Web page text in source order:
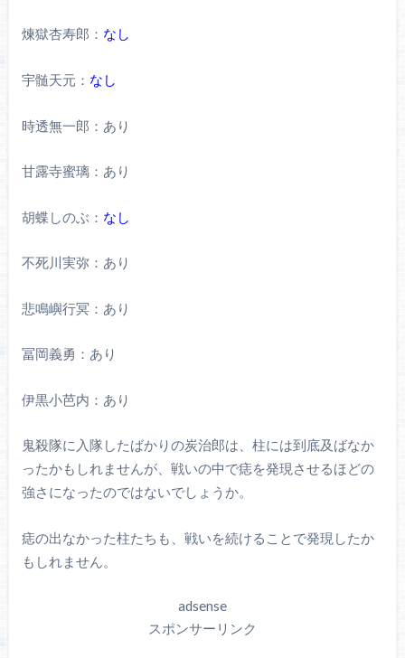
煉獄杏寿郎： なし
宇髄天元： なし
時透無一郎：あり
甘露寺蜜璃：あり
胡蝶しのぶ： なし
不死川実弥：あり
悲鳴嶼行冥：あり
冨岡義勇：あり
伊黒小芭内：あり
鬼殺隊に入隊したばかりの炭治郎は、柱には到底及ばなか
ったかもしれませんが、戦いの中で痣を発現させるほどの
強さになったのではないでしょうか。
痣の出なかった柱たちも、戦いを続けることで発現したか
もしれません。
adsense
スポンサーリンク